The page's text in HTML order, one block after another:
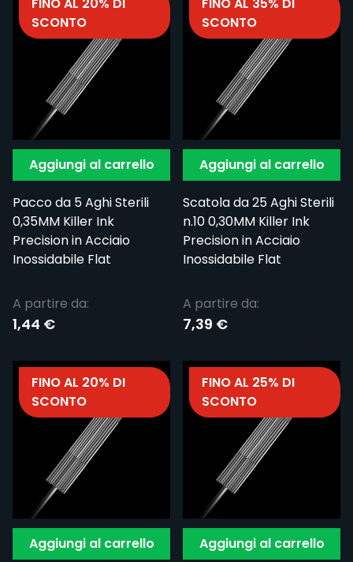
Aggiungi al carrello
Pacco da 5 Aghi Sterili
0,35MM Killer Ink
Precision in Acciaio
Inossidabile Flat
FINO AL 20% DI
SCONTO
A partire da:
1,44 €
Aggiungi al carrello
Scatola da 25 Aghi Sterili
n.10 0,30MM Killer Ink
Precision in Acciaio
Inossidabile Flat
FINO AL 35% DI
SCONTO
A partire da:
7,39 €
Aggiungi al carrello
FINO AL 20% DI
SCONTO
Aggiungi al carrello
FINO AL 25% DI
SCONTO